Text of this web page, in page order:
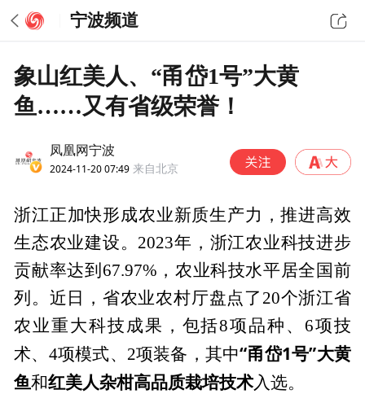
宁波频道
象山红美人、“甬岱1号”大黄
鱼……又有省级荣誉！
凤凰网宁波
2024-11-20 07:49 来自北京
浙江正加快形成农业新质生产力，推进高效
生态农业建设。2023年，浙江农业科技进步
贡献率达到67.97%，农业科技水平居全国前
列。近日，省农业农村厅盘点了20个浙江省
农业重大科技成果，包括8项品种、6项技
术、4项模式、2项装备，其中“甬岱1号”大黄
鱼和红美人杂柑高品质栽培技术入选。